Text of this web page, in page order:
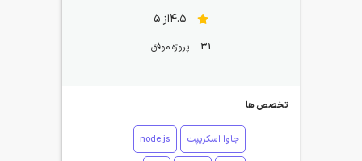
4.5از 5
31 پروژه موفق
تخصص ها
جاوا اسکریپت node.js